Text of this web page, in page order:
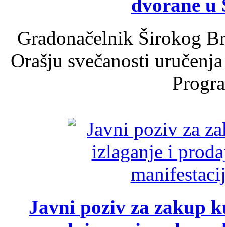
dvorane u
Gradonačelnik Širokog
Orašju svečanosti
Javni poziv za zakup